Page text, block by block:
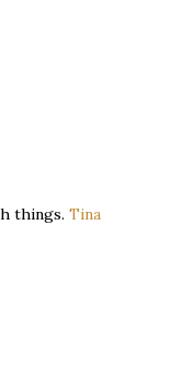
things. Tina